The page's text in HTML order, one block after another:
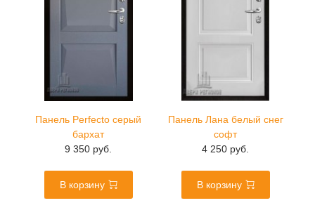
Панель Perfecto серый
бархат
9 350 руб.
В корзину
Панель Лана белый снег
софт
4 250 руб.
В корзину